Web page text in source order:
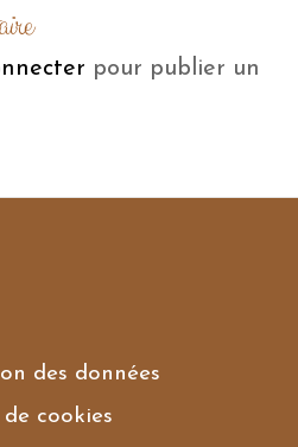
pour publier un
des données
cookies